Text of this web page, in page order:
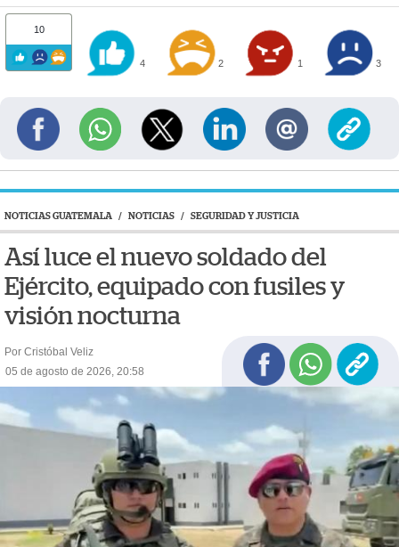
10
4 2 1 3
NOTICIAS GUATEMALA / NOTICIAS / SEGURIDAD Y JUSTICIA
Así luce el nuevo soldado del
Ejército, equipado con fusiles y
visión nocturna
Por Cristóbal Veliz
05 de agosto de 2026, 20:58